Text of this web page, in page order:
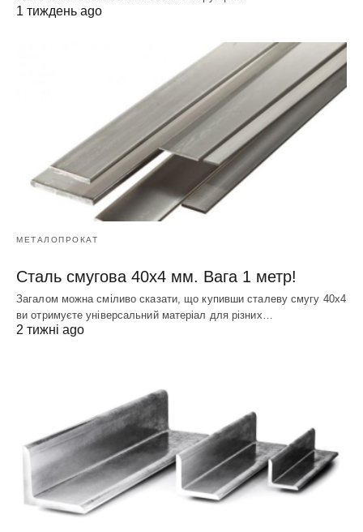
1 тиждень ago
МЕТАЛОПРОКАТ
Сталь смугова 40х4 мм. Вага 1 метр!
Загалом можна сміливо сказати, що купивши сталеву смугу 40х4
ви отримуєте універсальний матеріал для різних…
2 тижні ago